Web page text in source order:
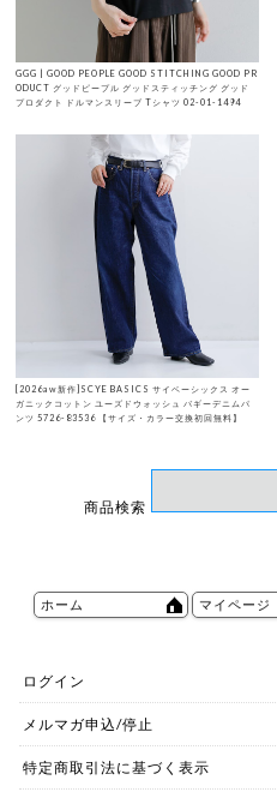
GGG | GOOD PEOPLE GOOD STITCHING GOOD PR
ODUCT グッドピープル グッドスティッチング グッド
プロダクト ドルマンスリーブ Tシャツ 02-01-1494
[2026aw新作]SCYE BASICS サイベーシックス オー
ガニックコットン ユーズドウォッシュ バギーデニムパ
ンツ 5726-83536 【サイズ・カラー交換初回無料】
商品検索
ホーム マイページ
ログイン
メルマガ申込/停止
特定商取引法に基づく表示